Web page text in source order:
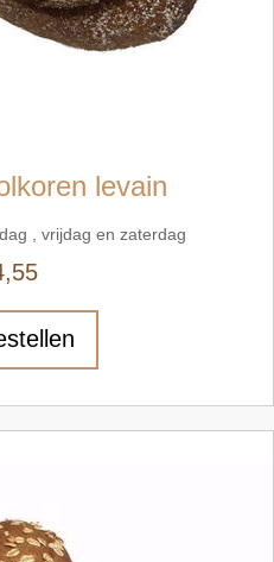
levain
, vrijdag en zaterdag